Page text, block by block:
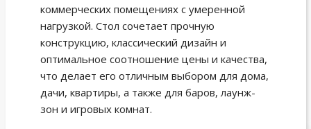
коммерческих помещениях с умеренной
нагрузкой. Стол сочетает прочную
конструкцию, классический дизайн и
оптимальное соотношение цены и качества,
что делает его отличным выбором для дома,
дачи, квартиры, а также для баров, лаунж-
зон и игровых комнат.